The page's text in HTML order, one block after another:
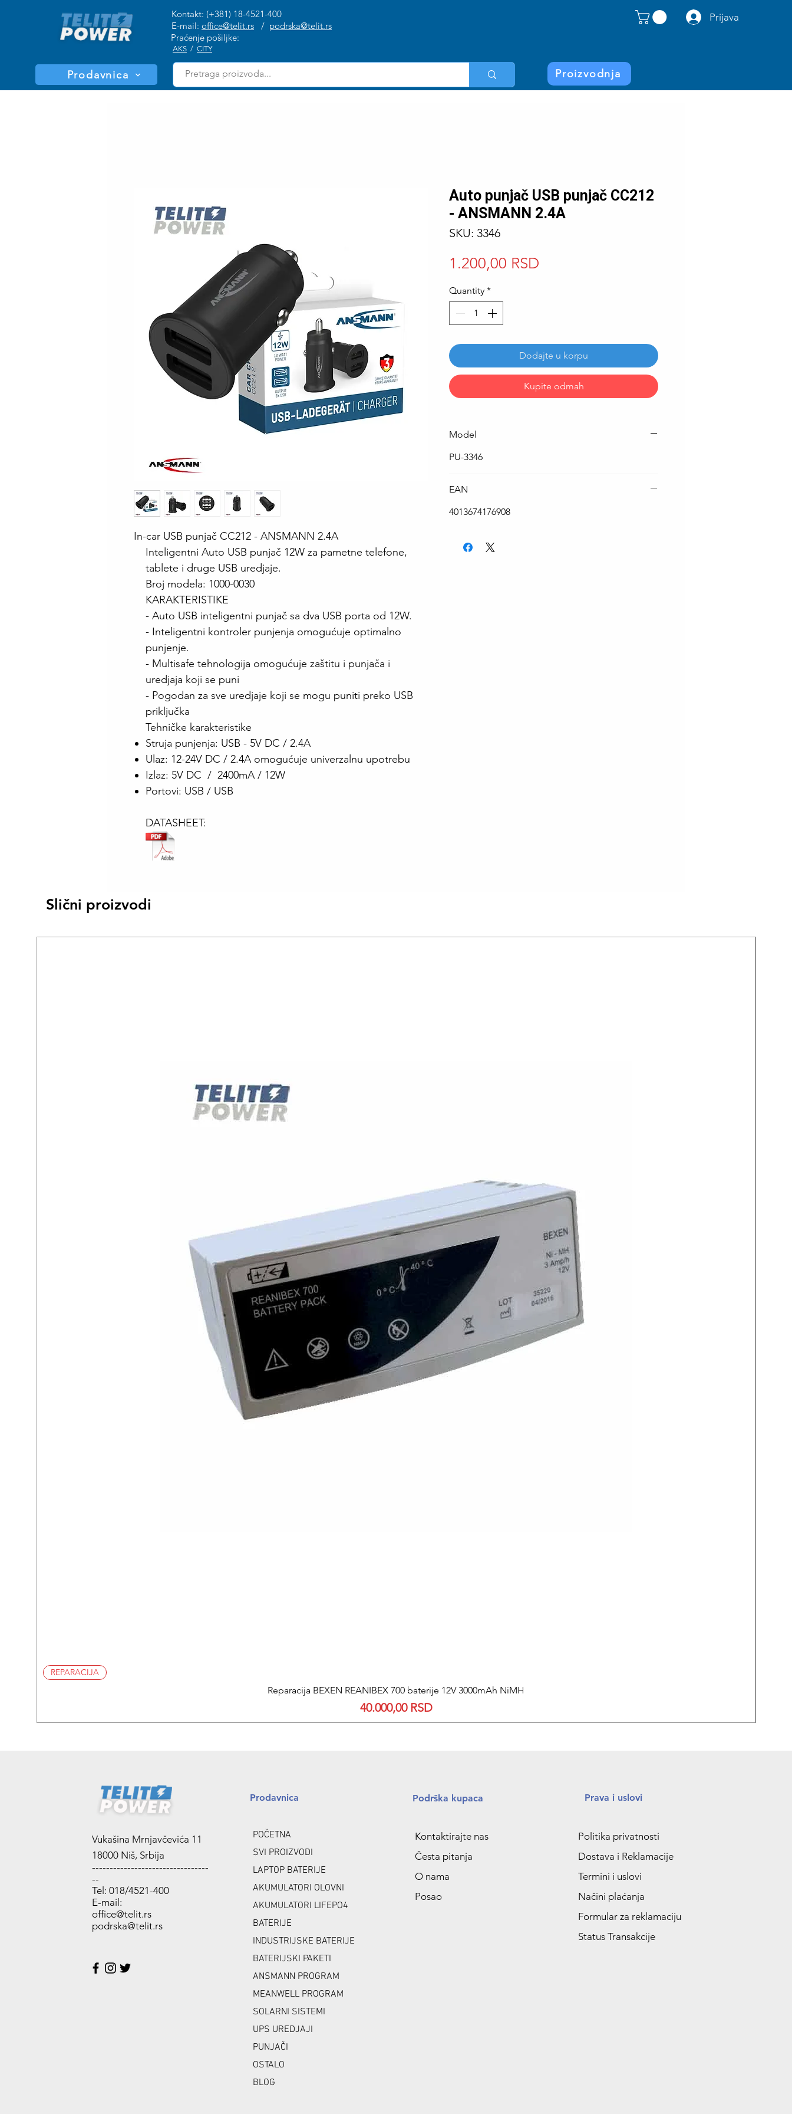
Kontakt: (+381) 18-4521-400
E-mail: office@telit.rs / podrska@telit.rs
Praćenje pošiljke:
AKS / CITY
Prijava
Prodavnica Proizvodnja
In-car USB punjač CC212 - ANSMANN 2.4A
Inteligentni Auto USB punjač 12W za pametne telefone,
tablete i druge USB uredjaje.
Broj modela: 1000-0030
KARAKTERISTIKE
- Auto USB inteligentni punjač sa dva USB porta od 12W.
- Inteligentni kontroler punjenja omogućuje optimalno
punjenje.
- Multisafe tehnologija omogućuje zaštitu i punjača i
uredjaja koji se puni
- Pogodan za sve uredjaje koji se mogu puniti preko USB
priključka
Tehničke karakteristike
Struja punjenja: USB - 5V DC / 2.4A
Ulaz: 12-24V DC / 2.4A omogućuje univerzalnu upotrebu
Izlaz: 5V DC / 2400mA / 12W
Portovi: USB / USB
DATASHEET:
Auto punjač USB punjač CC212
- ANSMANN 2.4A
SKU: 3346
1.200,00 RSD
Quantity *
Dodajte u korpu
Kupite odmah
Model
PU-3346
EAN
4013674176908
Slični proizvodi
REPARACIJA
Reparacija BEXEN REANIBEX 700 baterije 12V 3000mAh NiMH
Price
40.000,00 RSD
Vukašina Mrnjavčevića 11
18000 Niš, Srbija
---------------------------------
--
Tel: 018/4521-400
E-mail:
office@telit.rs
podrska@telit.rs
Prodavnica
POČETNA
SVI PROIZVODI
LAPTOP BATERIJE
AKUMULATORI OLOVNI
AKUMULATORI LIFEPO4
BATERIJE
INDUSTRIJSKE BATERIJE
BATERIJSKI PAKETI
ANSMANN PROGRAM
MEANWELL PROGRAM
SOLARNI SISTEMI
UPS UREDJAJI
PUNJAČI
OSTALO
BLOG
Podrška kupaca
Kontaktirajte nas
Česta pitanja
O nama
Posao
Prava i uslovi
Politika privatnosti
Dostava i Reklamacije
Termini i uslovi
Načini plaćanja
Formular za reklamaciju
Status Transakcije